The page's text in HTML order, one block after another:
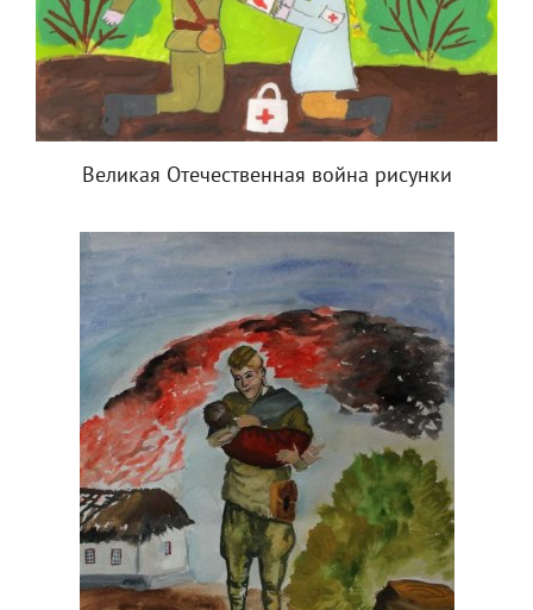
Великая Отечественная война рисунки